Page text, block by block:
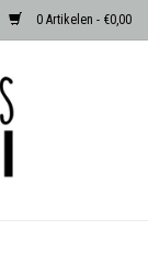
0 Artikelen - €0,00